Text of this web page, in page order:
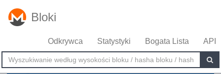
Bloki
Odkrywca Statystyki Bogata Lista API